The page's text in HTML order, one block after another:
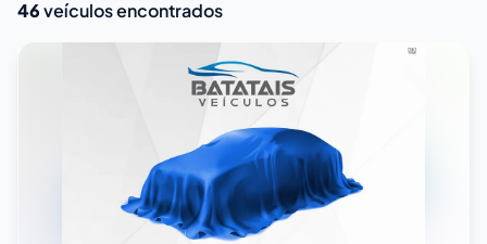
46veículos encontrados